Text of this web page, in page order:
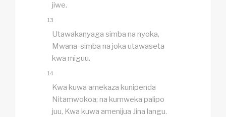
jiwe.
13
Utawakanyaga simba na nyoka,
Mwana-simba na joka utawaseta
kwa miguu.
14
Kwa kuwa amekaza kunipenda
Nitamwokoa; na kumweka palipo
juu, Kwa kuwa amenijua Jina langu.